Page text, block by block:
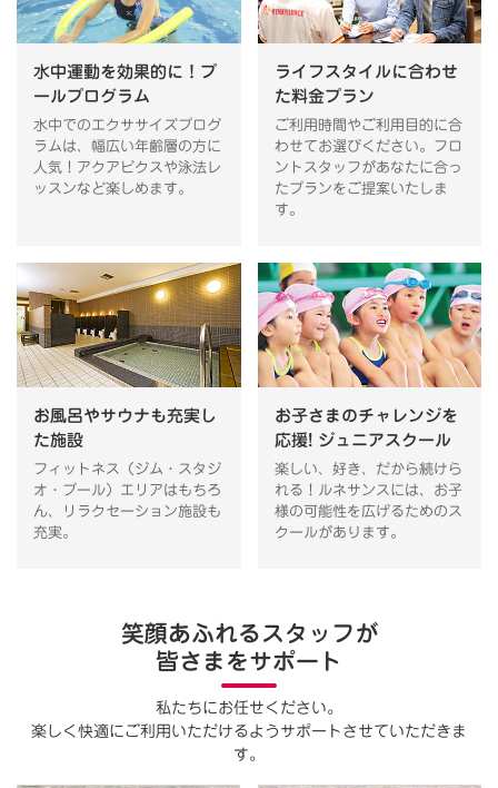
水中運動を効果的に！プ
ールプログラム
水中でのエクササイズプログ
ラムは、幅広い年齢層の方に
人気！アクアビクスや泳法レ
ッスンなど楽しめます。
ライフスタイルに合わせ
た料金プラン
ご利用時間やご利用目的に合
わせてお選びください。フロ
ントスタッフがあなたに合っ
たプランをご提案いたしま
す。
お風呂やサウナも充実し
た施設
フィットネス（ジム・スタジ
オ・プール）エリアはもちろ
ん、リラクセーション施設も
充実。
お子さまのチャレンジを
応援! ジュニアスクール
楽しい、好き、だから続けら
れる！ルネサンスには、お子
様の可能性を広げるためのス
クールがあります。
笑顔あふれるスタッフが
皆さまをサポート
私たちにお任せください。
楽しく快適にご利用いただけるようサポートさせていただきま
す。